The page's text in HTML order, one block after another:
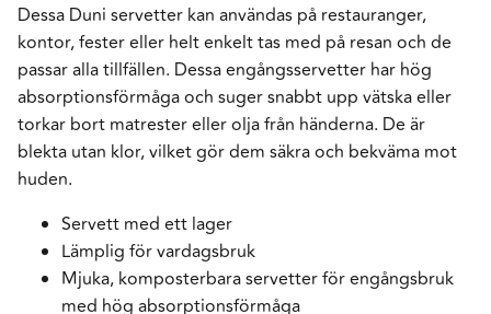
Dessa Duni servetter kan användas på restauranger,
kontor, fester eller helt enkelt tas med på resan och de
passar alla tillfällen. Dessa engångsservetter har hög
absorptionsförmåga och suger snabbt upp vätska eller
torkar bort matrester eller olja från händerna. De är
blekta utan klor, vilket gör dem säkra och bekväma mot
huden.
Servett med ett lager
Lämplig för vardagsbruk
Mjuka, komposterbara servetter för engångsbruk
med hög absorptionsförmåga